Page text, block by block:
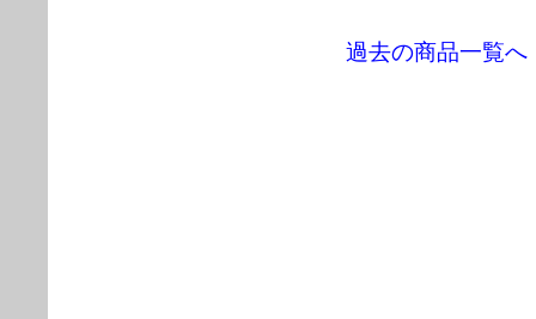
過去の商品一覧へ